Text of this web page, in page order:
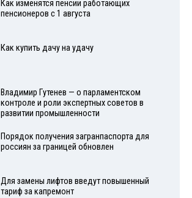
Как изменятся пенсии работающих
пенсионеров с 1 августа
Как купить дачу на удачу
Владимир Гутенев — о парламентском
контроле и роли экспертных советов в
развитии промышленности
Порядок получения загранпаспорта для
россиян за границей обновлен
Для замены лифтов введут повышенный
тариф за капремонт